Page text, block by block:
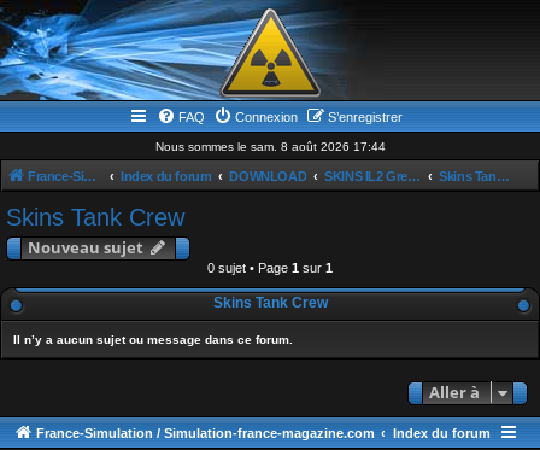
FAQ Connexion S’enregistrer
Nous sommes le sam. 8 août 2026 17:44
France-Simulation / Simulation-france-magazine.com Index du forum DOWNLOAD SKINS IL2 Great Baattle Skins Tank Crew
Skins Tank Crew
Nouveau sujet
0 sujet • Page 1 sur 1
Skins Tank Crew
Il n’y a aucun sujet ou message dans ce forum.
Aller à
France-Simulation / Simulation-france-magazine.com Index du forum